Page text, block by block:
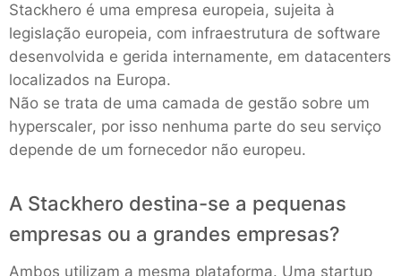
Stackhero é uma empresa europeia, sujeita à
legislação europeia, com infraestrutura de software
desenvolvida e gerida internamente, em datacenters
localizados na Europa.
Não se trata de uma camada de gestão sobre um
hyperscaler, por isso nenhuma parte do seu serviço
depende de um fornecedor não europeu.
A Stackhero destina-se a pequenas
empresas ou a grandes empresas?
Ambos utilizam a mesma plataforma. Uma startup